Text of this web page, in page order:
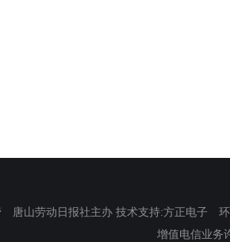
唐山劳动日报社主办 技术支持:方正电子
增值电信业务